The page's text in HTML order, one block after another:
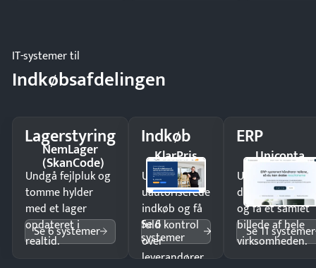
IT-systemer til
Indkøbsafdelingen
Lagerstyring
NemLager
(SkanCode)
Undgå fejlpluk og
tomme hylder
med et lager
opdateret i
realtid.
Se 6 systemer
Indkøb
KlarPris
Undgå
uautoriserede
indkøb og få
fuld kontrol
over
leverandører
Se 6
systemer
ERP
Uniconta
Undgå
og få ét samlet
billede af hele
virksomheden.
Se 11 systemer